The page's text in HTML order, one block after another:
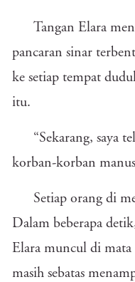
Tangan Elara
pancaran sinar
ke setiap tempat
itu.
“Sekarang, saya
korban-korban
Setiap orang di
Dalam beberapa
Elara muncul di
masih sebatas